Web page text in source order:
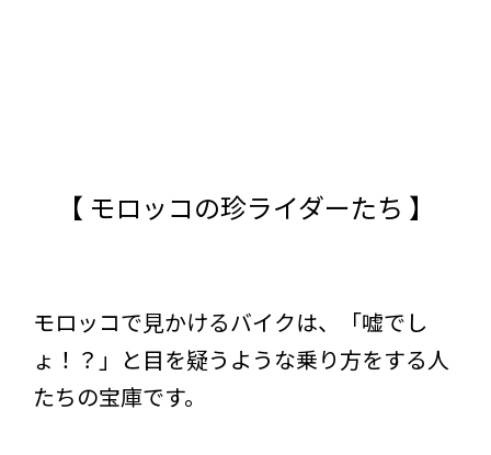
【 モロッコの珍ライダーたち 】
モロッコで見かけるバイクは、「嘘でし
ょ！？」と目を疑うような乗り方をする人
たちの宝庫です。